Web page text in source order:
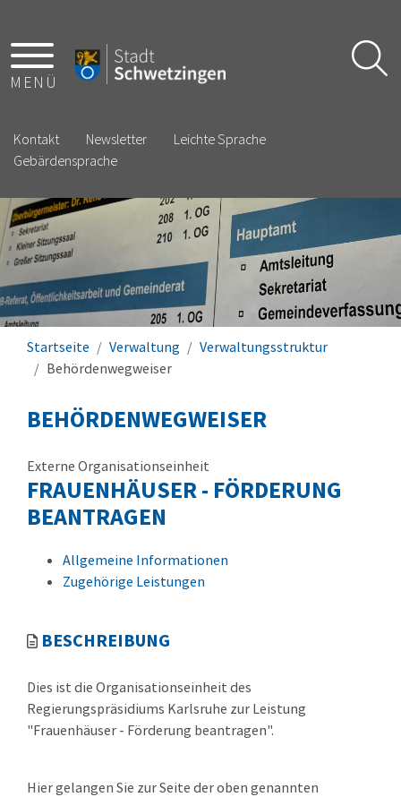
MENÜ
Kontakt Newsletter
Leichte Sprache
Gebärdensprache
Startseite Verwaltung
Verwaltungsstruktur
Behördenwegweiser
BEHÖRDENWEGWEISER
Externe Organisationseinheit
FRAUENHÄUSER - FÖRDERUNG
BEANTRAGEN
Allgemeine Informationen
Zugehörige Leistungen
BESCHREIBUNG
Dies ist die Organisationseinheit des
Regierungspräsidiums Karlsruhe zur Leistung
"Frauenhäuser - Förderung beantragen".
Hier gelangen Sie zur Seite der oben genannten